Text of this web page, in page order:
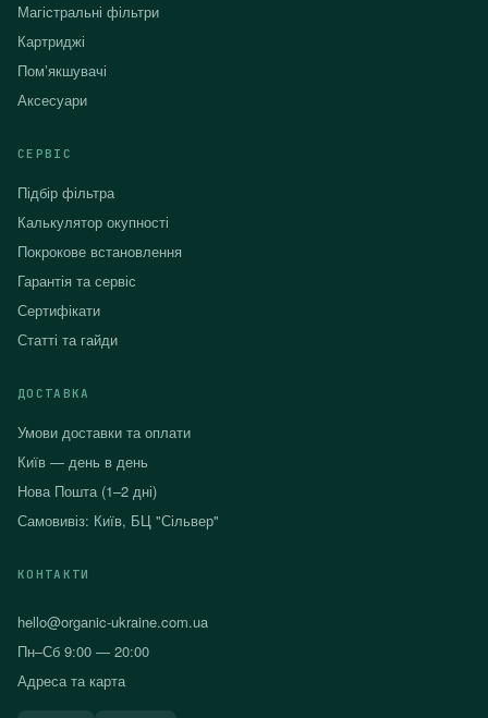
Магістральні фільтри
Картриджі
Помʼякшувачі
Аксесуари
СЕРВІС
Підбір фільтра
Калькулятор окупності
Покрокове встановлення
Гарантія та сервіс
Сертифікати
Статті та гайди
ДОСТАВКА
Умови доставки та оплати
Київ — день в день
Нова Пошта (1–2 дні)
Самовивіз: Київ, БЦ "Сільвер"
КОНТАКТИ
hello@organic-ukraine.com.ua
Пн–Сб 9:00 — 20:00
Адреса та карта